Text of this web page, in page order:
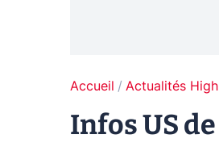
Accueil Actualités
Infos US